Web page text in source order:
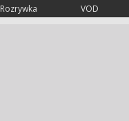
Rozrywka VOD